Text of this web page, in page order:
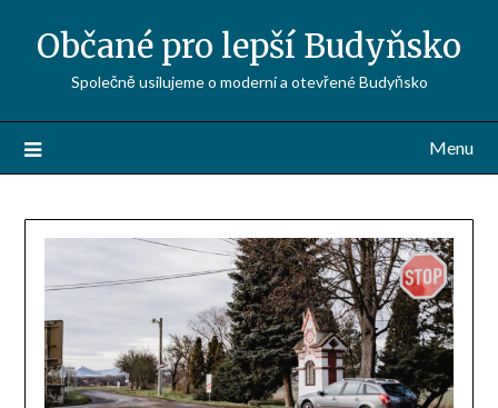
Občané pro lepší Budyňsko
Společně usilujeme o moderní a otevřené Budyňsko
Menu